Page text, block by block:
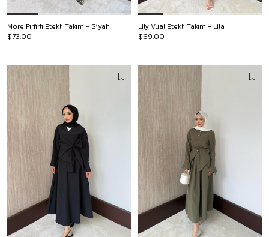
More Fırfırlı Etekli Takım - Siyah
$73.00
Lily Vual Etekli Takım - Lila
$69.00